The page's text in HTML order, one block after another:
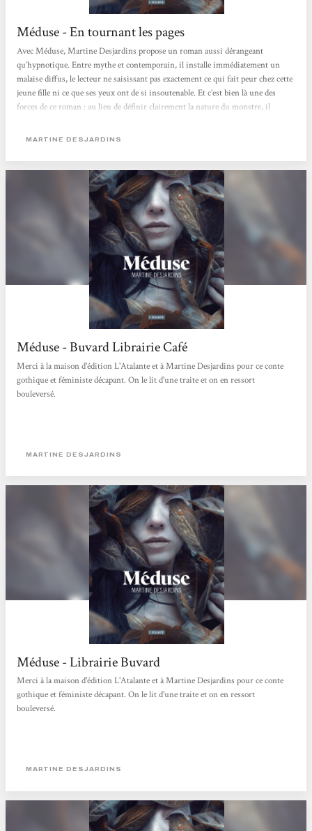
Méduse - En tournant les pages
Avec Méduse, Martine Desjardins propose un roman aussi dérangeant
qu’hypnotique. Entre mythe et contemporain, il installe immédiatement un
malaise diffus, le lecteur ne saisissant pas exactement ce qui fait peur chez cette
jeune fille ni ce que ses yeux ont de si insoutenable. Et c’est bien là une des
forces de ce roman : au lieu de définir clairement la nature du monstre, il
poisseuse, l’écriture nous enferme dans la peau de son personnage et dans la
MARTINE DESJARDINS
Méduse - Buvard Librairie Café
Merci à la maison d'édition L'Atalante et à Martine Desjardins pour ce conte
gothique et féministe décapant. On le lit d'une traite et on en ressort
bouleversé.
MARTINE DESJARDINS
Méduse - Librairie Buvard
Merci à la maison d'édition L'Atalante et à Martine Desjardins pour ce conte
gothique et féministe décapant. On le lit d'une traite et on en ressort
bouleversé.
MARTINE DESJARDINS